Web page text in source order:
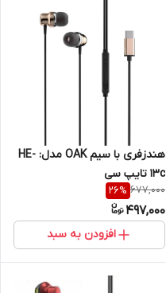
هندزفری با سیم OAK مدل: HE-
13c تایپ سی
677,000
26%
497,000
افزودن به سبد